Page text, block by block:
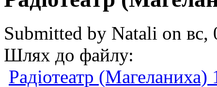
Submitted by Natali on вс,
Шлях до файлу:
Радіотеатр